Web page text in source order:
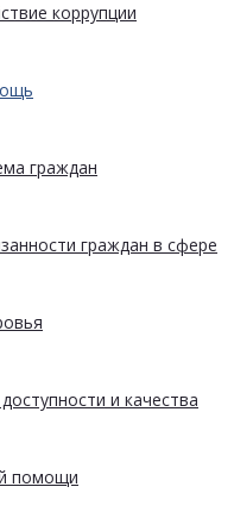
коррупции
граждан
граждан в сфере
и качества
помощи